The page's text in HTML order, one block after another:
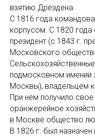
взятию Дрездена.
C 1816 года
корпусом. C 1820 года
президент (с 1843 г.
Московского
подмосковном имении
Москвы), владельцем
При нём получило
оранжерейное
в Москве общество
В 1826 г. был